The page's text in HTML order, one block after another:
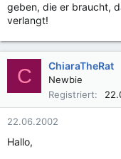
geben, die er braucht,
verlangt!
C ChiaraTheRat
Newbie
Registriert
22.06.2002
Hallo,